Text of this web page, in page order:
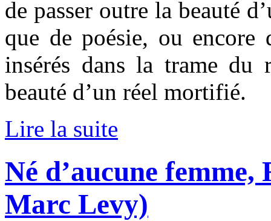
de passer outre la beauté
que de poésie, ou encore
insérés dans la trame du
beauté d’un réel mortifié.
Lire la suite
Né d’aucune
Marc Levy)